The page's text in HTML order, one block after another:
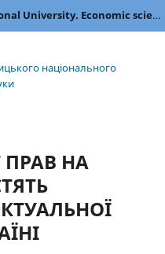
Herald of Khmelnytskyi National University. Economic sciences
національного
НА